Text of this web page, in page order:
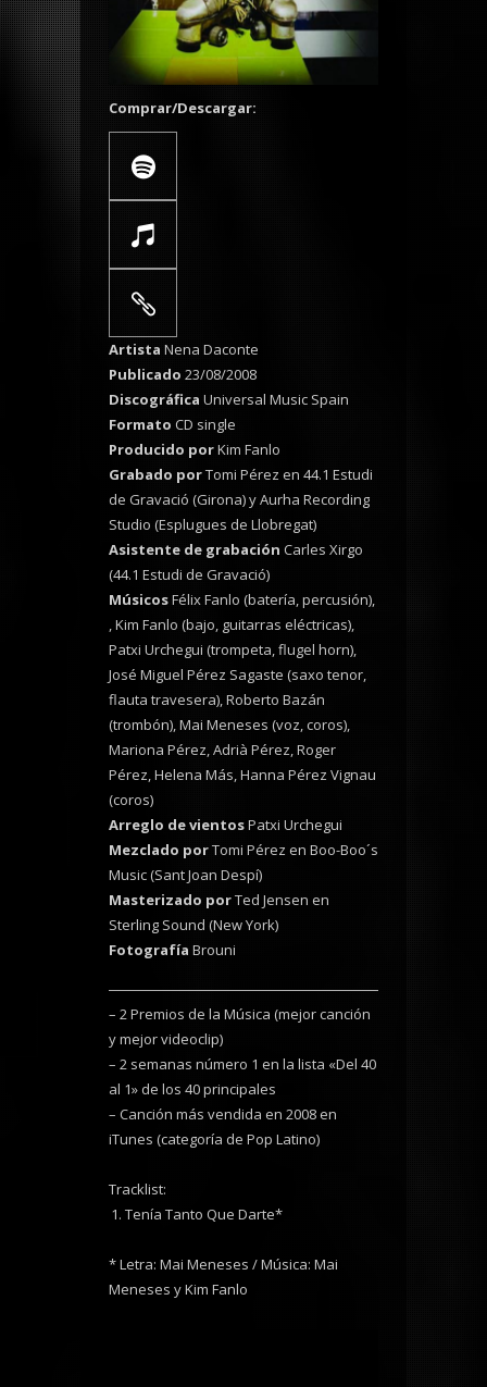
Comprar/Descargar:
Artista Nena Daconte
Publicado 23/08/2008
Discográfica Universal Music Spain
Formato CD single
Producido porKim Fanlo
Grabado porTomi Pérez en 44.1 Estudi
de Gravació (Girona) y Aurha Recording
Studio (Esplugues de Llobregat)
Asistente de grabación Carles Xirgo
(44.1 Estudi de Gravació)
MúsicosFélix Fanlo (batería, percusión),
, Kim Fanlo (bajo, guitarras eléctricas),
Patxi Urchegui (trompeta, flugel horn),
José Miguel Pérez Sagaste (saxo tenor,
flauta travesera), Roberto Bazán
(trombón), Mai Meneses (voz, coros),
Mariona Pérez, Adrià Pérez, Roger
Pérez, Helena Más, Hanna Pérez Vignau
(coros)
Arreglo de vientosPatxi Urchegui
Mezclado porTomi Pérez en Boo-Boo´s
Music (Sant Joan Despí)
Masterizado porTed Jensen en
Sterling Sound (New York)
Fotografía Brouni
– 2 Premios de la Música (mejor canción
y mejor videoclip)
– 2 semanas número 1 en la lista «Del 40
al 1» de los 40 principales
– Canción más vendida en 2008 en
iTunes (categoría de Pop Latino)
Tracklist:
Tenía Tanto Que Darte*
* Letra: Mai Meneses / Música: Mai
Meneses y Kim Fanlo